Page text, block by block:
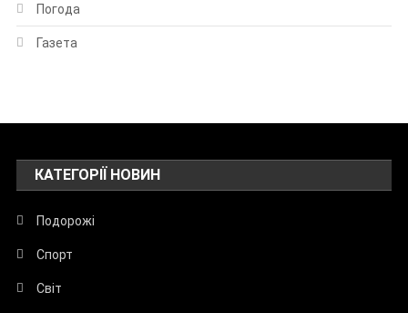
Погода
Газета
КАТЕГОРІЇ НОВИН
Подорожі
Спорт
Світ